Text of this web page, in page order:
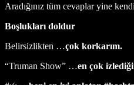
Aradığınız tüm cevaplar yine
Boşlukları doldur
Belirsizlikten …çok korkarım.
“Truman Show” …en çok